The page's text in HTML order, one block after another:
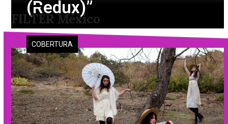
content
FILTER México
Open
mobile
menu
Close
mobile
menu
COBERTURA
(Redux)”